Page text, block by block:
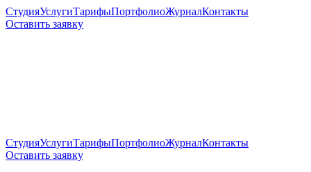
СтудияУслугиТарифыПортфолиоЖурналКонтакты
Оставить заявку
СтудияУслугиТарифыПортфолиоЖурналКонтакты
Оставить заявку